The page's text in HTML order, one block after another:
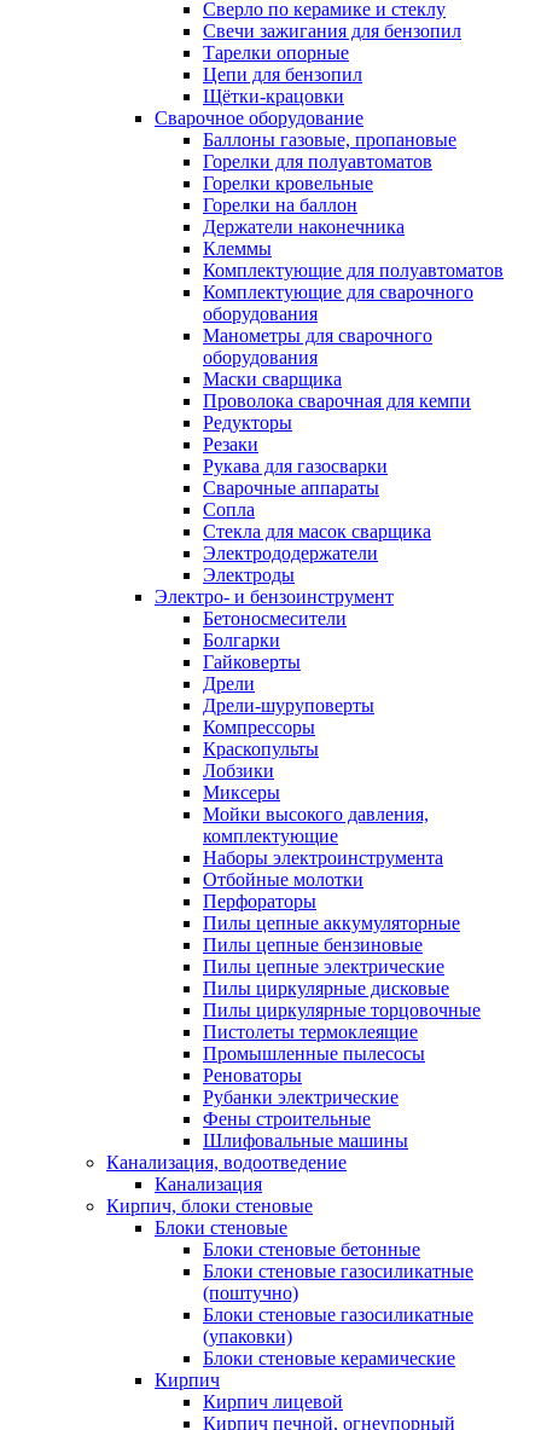
Сверло по керамике и стеклу
Свечи зажигания для бензопил
Тарелки опорные
Цепи для бензопил
Щётки-крацовки
Сварочное оборудование
Баллоны газовые, пропановые
Горелки для полуавтоматов
Горелки кровельные
Горелки на баллон
Держатели наконечника
Клеммы
Комплектующие для полуавтоматов
Комплектующие для сварочного
оборудования
Манометры для сварочного
оборудования
Маски сварщика
Проволока сварочная для кемпи
Редукторы
Резаки
Рукава для газосварки
Сварочные аппараты
Сопла
Стекла для масок сварщика
Электрододержатели
Электроды
Электро- и бензоинструмент
Бетоносмесители
Болгарки
Гайковерты
Дрели
Дрели-шуруповерты
Компрессоры
Краскопульты
Лобзики
Миксеры
Мойки высокого давления,
комплектующие
Наборы электроинструмента
Отбойные молотки
Перфораторы
Пилы цепные аккумуляторные
Пилы цепные бензиновые
Пилы цепные электрические
Пилы циркулярные дисковые
Пилы циркулярные торцовочные
Пистолеты термоклеящие
Промышленные пылесосы
Реноваторы
Рубанки электрические
Фены строительные
Шлифовальные машины
Канализация, водоотведение
Канализация
Кирпич, блоки стеновые
Блоки стеновые
Блоки стеновые бетонные
Блоки стеновые газосиликатные
(поштучно)
Блоки стеновые газосиликатные
(упаковки)
Блоки стеновые керамические
Кирпич
Кирпич лицевой
Кирпич печной, огнеупорный